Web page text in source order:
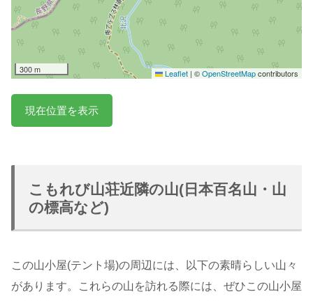
300 m Leaflet | ©OpenStreetMapcontributors
現在位置を表示
こもれび山荘近隣の山(日本百名山・山
の標高など)
この山小屋(テント場)の周辺には、以下の素晴らしい山々
があります。これらの山を訪れる際には、ぜひこの山小屋